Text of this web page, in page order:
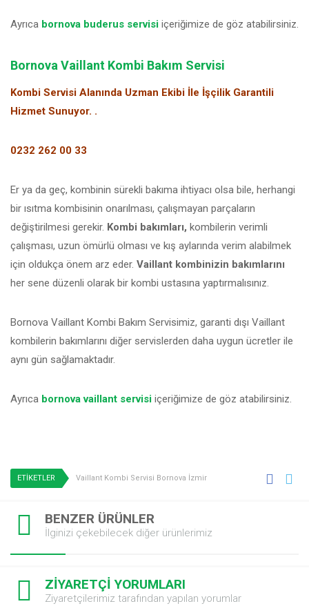
Ayrıca bornova buderus servisi içeriğimize de göz atabilirsiniz.
Bornova Vaillant Kombi Bakım Servisi
Kombi Servisi Alanında Uzman Ekibi İle İşçilik Garantili
Hizmet Sunuyor. .
0232 262 00 33
Er ya da geç, kombinin sürekli bakıma ihtiyacı olsa bile, herhangi
bir ısıtma kombisinin onarılması, çalışmayan parçaların
değiştirilmesi gerekir. Kombi bakımları, kombilerin verimli
çalışması, uzun ömürlü olması ve kış aylarında verim alabilmek
için oldukça önem arz eder. Vaillant kombinizin bakımlarını
her sene düzenli olarak bir kombi ustasına yaptırmalısınız.
Bornova Vaillant Kombi Bakım Servisimiz, garanti dışı Vaillant
kombilerin bakımlarını diğer servislerden daha uygun ücretler ile
aynı gün sağlamaktadır.
Ayrıca bornova vaillant servisi içeriğimize de göz atabilirsiniz.
ETİKETLER Vaillant Kombi Servisi Bornova İzmir
BENZER ÜRÜNLER
İlginizi çekebilecek diğer ürünlerimiz
ZİYARETÇİ YORUMLARI
Ziyaretçilerimiz tarafından yapılan yorumlar